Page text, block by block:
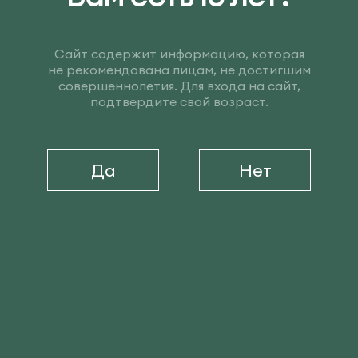
Международная выставка
событие в логистике
Сайт содержит информацию, которая
не рекомендована лицам, не достигшим
совершеннолетия. Для входа на сайт,
подтвердите свой возраст.
Да Нет